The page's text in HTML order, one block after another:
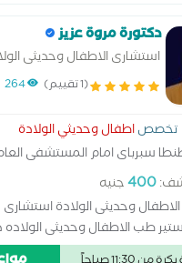
للأطفال من حديثي الولادة
الاهتمام بمتابعة الحالة بدقة
دكتورة مروة عزيز
استشارى الاطفال وحديثى
دولى رضاعه طبيعيه ماجستير
الدولى لاستشارى الرضاعه
(1 تقييم) 264
تخصصاطفال وحديثي الولادة
سبرباى امام المستشفى
400جنيه
وحديثى الولادة
طب الاطفال وحديثى الولاده
الدولى لاستشارى الرضاعه